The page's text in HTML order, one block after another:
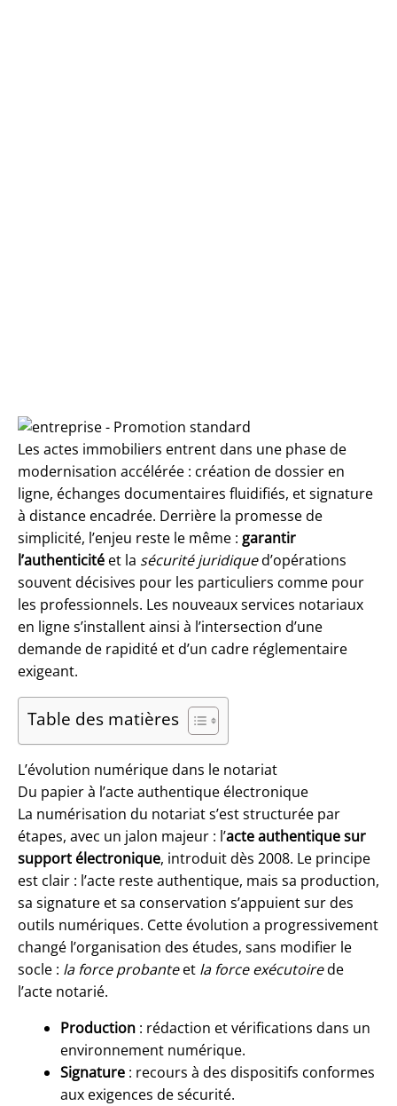
Les actes immobiliers entrent dans une phase de
modernisation accélérée : création de dossier en
ligne, échanges documentaires fluidifiés, et signature
à distance encadrée. Derrière la promesse de
simplicité, l’enjeu reste le même : garantir
l’authenticité et la sécurité juridiqued’opérations
souvent décisives pour les particuliers comme pour
les professionnels. Les nouveaux services notariaux
en ligne s’installent ainsi à l’intersection d’une
demande de rapidité et d’un cadre réglementaire
exigeant.
Table des matières
L’évolution numérique dans le notariat
Du papier à l’acte authentique électronique
La numérisation du notariat s’est structurée par
étapes, avec un jalon majeur : l’acte authentique sur
support électronique, introduit dès 2008. Le principe
est clair : l’acte reste authentique, mais sa production,
sa signature et sa conservation s’appuient sur des
outils numériques. Cette évolution a progressivement
changé l’organisation des études, sans modifier le
socle : la force probanteet la force exécutoirede
l’acte notarié.
Production : rédaction et vérifications dans un
environnement numérique.
Signature : recours à des dispositifs conformes
aux exigences de sécurité.